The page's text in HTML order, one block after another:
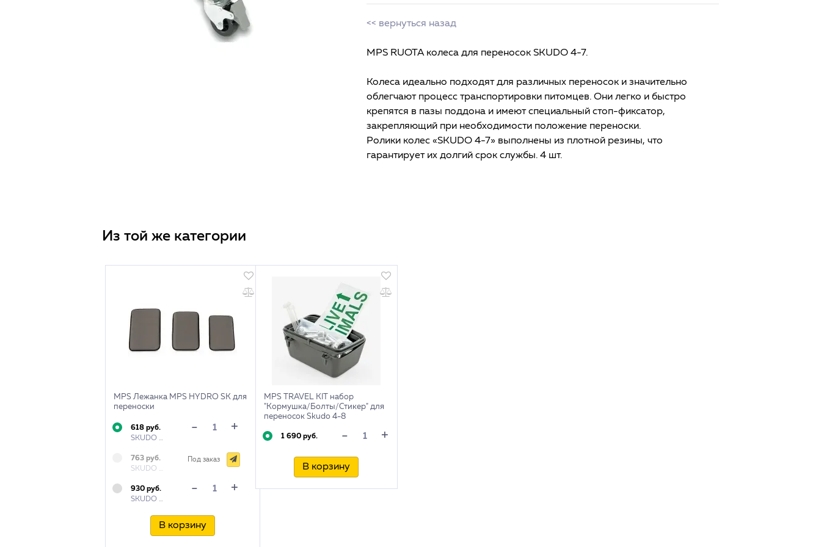
<< вернуться назад
MPS RUOTA колеса для переносок SKUDO 4-7.
Колеса идеально подходят для различных переносок и значительно
облегчают процесс транспортировки питомцев. Они легко и быстро
крепятся в пазы поддона и имеют специальный стоп-фиксатор,
закрепляющий при необходимости положение переноски.
Ролики колес «SKUDO 4-7» выполнены из плотной резины, что
гарантирует их долгий срок службы. 4 шт.
Из той же категории
MPS Лежанка MPS HYDRO SK для
переноски
618 руб.
SKUDO 1 38,5x24,5x1,5см
- +
763 руб.
SKUDO 2 42x26,5x1,5см
Под заказ
930 руб.
SKUDO 3 46,5x30x1,5см
- +
В корзину
MPS TRAVEL KIT набор
"Кормушка/Болты/Стикер" для
переносок Skudo 4-8
1 690 руб. - +
В корзину